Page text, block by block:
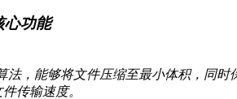
心功能
法，能够将文件压缩至最小体积，同
传输速度。